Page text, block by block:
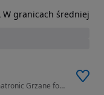
1396 cm3 • 101 KM • 1368 cm3 + 101KM Klimatronic Grzane fotele-kierownica Panoramadach
W granicach średniej